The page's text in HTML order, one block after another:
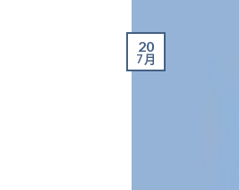
20
7 月